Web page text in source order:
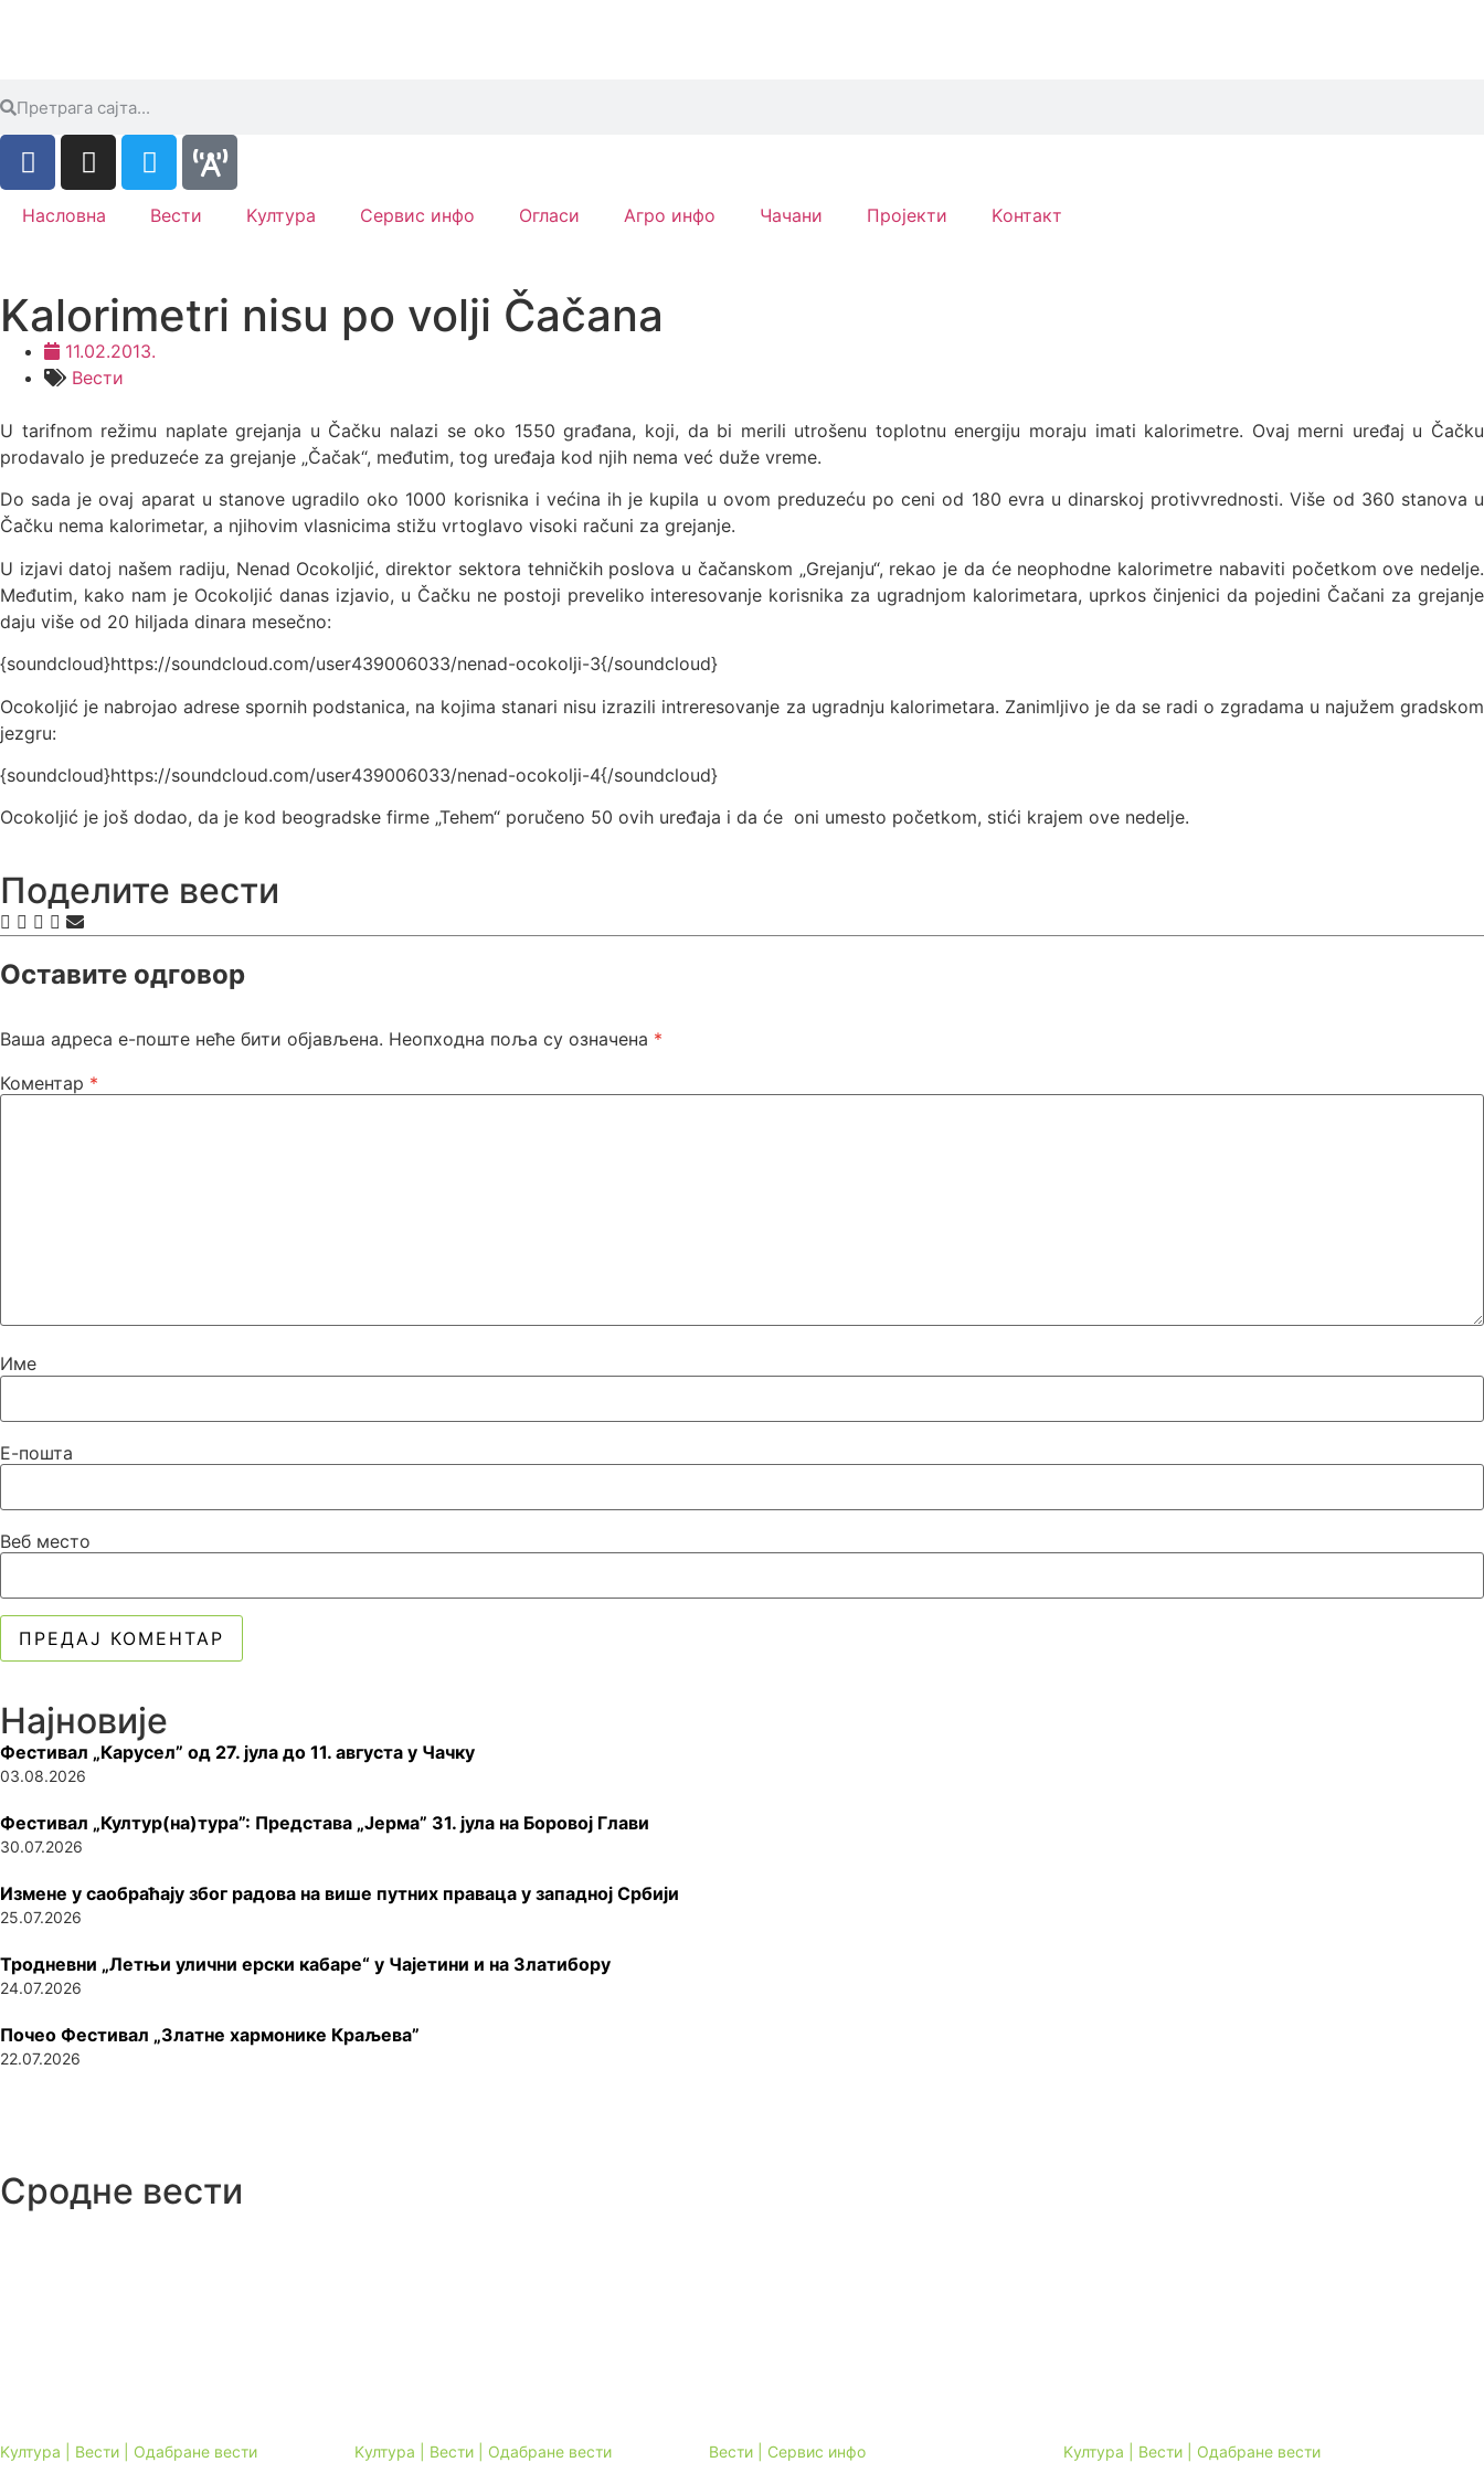
Насловна Вести Kултура Сервис инфо Огласи Агро инфо Чачани Пројекти Kонтакт
Kalorimetri nisu po volji Čačana
11.02.2013.
Вести
U tarifnom režimu naplate grejanja u Čačku nalazi se oko 1550 građana, koji, da bi merili utrošenu toplotnu energiju moraju imati kalorimetre. Ovaj merni uređaj u Čačku
prodavalo je preduzeće za grejanje „Čačak“, međutim, tog uređaja kod njih nema već duže vreme.
Do sada je ovaj aparat u stanove ugradilo oko 1000 korisnika i većina ih je kupila u ovom preduzeću po ceni od 180 evra u dinarskoj protivvrednosti. Više od 360 stanova u
Čačku nema kalorimetar, a njihovim vlasnicima stižu vrtoglavo visoki računi za grejanje.
U izjavi datoj našem radiju, Nenad Ocokoljić, direktor sektora tehničkih poslova u čačanskom „Grejanju“, rekao je da će neophodne kalorimetre nabaviti početkom ove nedelje.
Međutim, kako nam je Ocokoljić danas izjavio, u Čačku ne postoji preveliko interesovanje korisnika za ugradnjom kalorimetara, uprkos činjenici da pojedini Čačani za grejanje
daju više od 20 hiljada dinara mesečno:
{soundcloud}https://soundcloud.com/user439006033/nenad-ocokolji-3{/soundcloud}
Ocokoljić je nabrojao adrese spornih podstanica, na kojima stanari nisu izrazili intreresovanje za ugradnju kalorimetara. Zanimljivo je da se radi o zgradama u najužem gradskom
jezgru:
{soundcloud}https://soundcloud.com/user439006033/nenad-ocokolji-4{/soundcloud}
Ocokoljić je još dodao, da je kod beogradske firme „Tehem“ poručeno 50 ovih uređaja i da će oni umesto početkom, stići krajem ove nedelje.
Поделите вести
Оставите одговор
Ваша адреса е-поште неће бити објављена. Неопходна поља су означена *
Коментар *
Име
Е-пошта
Веб место
Најновије
Фестивал „Карусел” од 27. јула до 11. августа у Чачку
03.08.2026
Фестивал „Култур(на)тура”: Представа „Јерма” 31. јула на Боровој Глави
30.07.2026
Измене у саобраћају због радова на више путних праваца у западној Србији
25.07.2026
Тродневни „Летњи улични ерски кабаре“ у Чајетини и на Златибору
24.07.2026
Почео Фестивал „Златне хармонике Краљева”
22.07.2026
Сродне вести
Kултура | Вести | Одабране вести Kултура | Вести | Одабране вести Вести | Сервис инфо Kултура | Вести | Одабране вести